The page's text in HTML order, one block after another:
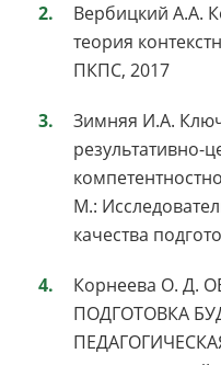
Вербицкий А.А.
теория
ПКПС, 2017
Зимняя И.А.
результативно-
М.:
качества
Корнеева О. Д.
ПОДГОТОВКА